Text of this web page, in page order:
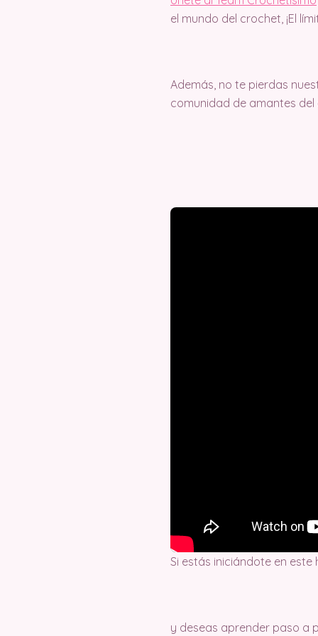
el mundo del crochet, ¡El
Además, no te pierdas
comunidad de amantes
Si estás iniciándote en
y deseas aprender paso a